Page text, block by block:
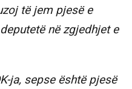
të jem pjesë e
në zgjedhjet e
ja, sepse është pjesë